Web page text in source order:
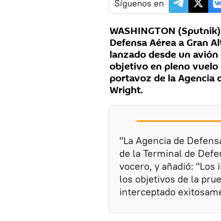
Síguenos en
WASHINGTON
Defensa Aérea a Gran
lanzado desde un
objetivo en pleno
portavoz de la Agencia
Wright.
"La Agencia de
de la Terminal de
vocero, y añadió:
los objetivos de la
interceptado